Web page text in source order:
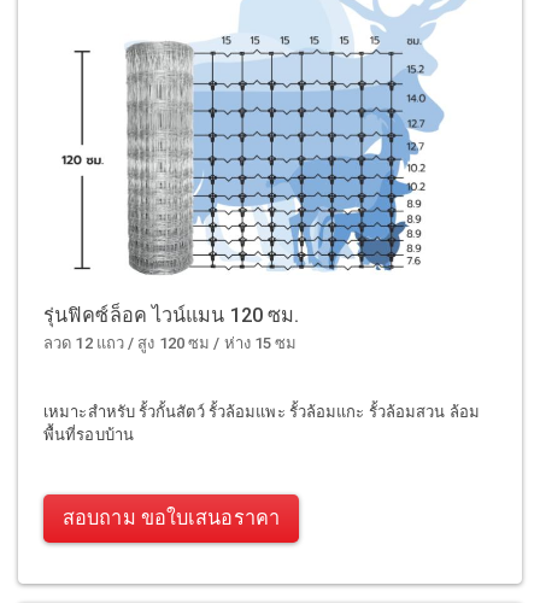
รุ่นฟิคซ์ล็อค ไวน์แมน 120 ซม.
ลวด 12 แถว / สูง 120 ซม / ห่าง 15 ซม
เหมาะสำหรับ รั้วกั้นสัตว์ รั้วล้อมแพะ รั้วล้อมแกะ รั้วล้อมสวน ล้อม
พื้นที่รอบบ้าน
สอบถาม ขอใบเสนอราคา